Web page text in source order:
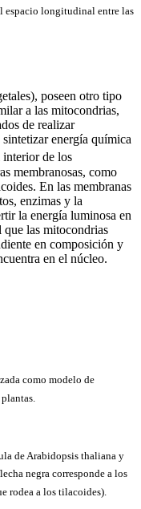
espacio longitudinal entre las
poseen otro tipo
a las mitocondrias,
de realizar
energía química
interior de los
membranosas, como
En las membranas
enzimas y la
la energía luminosa en
las mitocondrias
en composición y
en el núcleo.
como modelo de
de Arabidopsis thaliana y
negra corresponde a los
rodea a los tilacoides).